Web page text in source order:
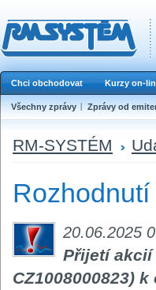
Chci obchodovat Kurzy on-
Všechny zprávy Zprávy od
RM-SYSTÉM
20.06.2025
Přijetí akcií
CZ1008000823)